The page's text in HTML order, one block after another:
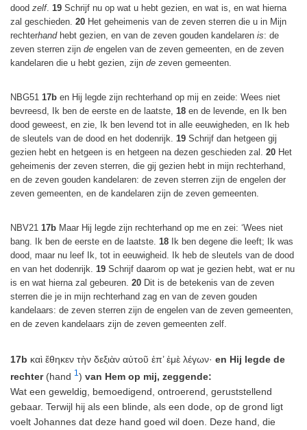
dood zelf. 19 Schrijf nu op wat u hebt gezien, en wat is, en wat hierna
zal geschieden. 20 Het geheimenis van de zeven sterren die u in Mijn
rechterhandhebt gezien, en van de zeven gouden kandelaren is: de
zeven sterren zijn de engelen van de zeven gemeenten, en de zeven
kandelaren die u hebt gezien, zijn de zeven gemeenten.
NBG51 17b en Hij legde zijn rechterhand op mij en zeide: Wees niet
bevreesd, Ik ben de eerste en de laatste, 18 en de levende, en Ik ben
dood geweest, en zie, Ik ben levend tot in alle eeuwigheden, en Ik heb
de sleutels van de dood en het dodenrijk. 19 Schrijf dan hetgeen gij
gezien hebt en hetgeen is en hetgeen na dezen geschieden zal. 20 Het
geheimenis der zeven sterren, die gij gezien hebt in mijn rechterhand,
en de zeven gouden kandelaren: de zeven sterren zijn de engelen der
zeven gemeenten, en de kandelaren zijn de zeven gemeenten.
NBV21 17b Maar Hij legde zijn rechterhand op me en zei: ‘Wees niet
bang. Ik ben de eerste en de laatste. 18
Ik ben degene die leeft; Ik was
dood, maar nu leef Ik, tot in eeuwigheid. Ik heb de sleutels van de dood
en van het dodenrijk. 19 Schrijf daarom op wat je gezien hebt, wat er nu
is en wat hierna zal gebeuren. 20 Dit is de betekenis van de zeven
sterren die je in mijn rechterhand zag en van de zeven gouden
kandelaars: de zeven sterren zijn de engelen van de zeven gemeenten,
en de zeven kandelaars zijn de zeven gemeenten zelf.
17b καὶ ἔθηκεν τὴν δεξιὰν αὐτοῦ ἐπ’ ἐμὲ λέγων· en Hij legde de
rechter (hand 1 ) van Hem op mij, zeggende:
Wat een geweldig, bemoedigend, ontroerend, geruststellend
gebaar. Terwijl hij als een blinde, als een dode, op de grond ligt
voelt Johannes dat deze hand goed wil doen. Deze hand, die